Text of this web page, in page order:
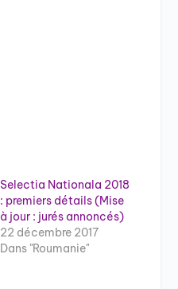
Selectia Nationala 2018
: premiers détails (Mise
à jour : jurés annoncés)
22 décembre 2017
Dans "Roumanie"